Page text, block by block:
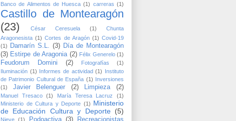
Banco de Alimentos de Huesca (1) carreras (1)
Castillo de Montearagón
(23)
César Ceresuela (1)
Chunta
Aragonesista (1) Cortes de Aragón (1) Covid-19
(1)
Damarín S.L. (3) Día de Montearagón
(3) Estirpe de Aragonia (2) Félix Generelo (1)
Feudorum Domini (2) Fotografías
(1)
Iluminación (1) Informes de actividad (1) Instituto
de Patrimonio Cultural de España (1) Inversiones
(1)
Javier Belenguer (2) Limpieza (2)
Manuel Tresaco (1) María Teresa Lacruz
(1)
Ministerio de Cultura y Deporte (1) Ministerio
de Educación Cultura y Deporte (5)
Nieve (1) Podoactiva (3)
Recreacionistas